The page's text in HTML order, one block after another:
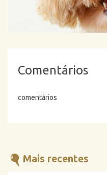
Comentários
comentários
Mais recentes